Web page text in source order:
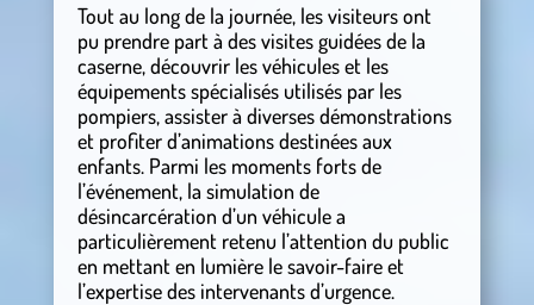
Tout au long de la journée, les visiteurs ont
pu prendre part à des visites guidées de la
caserne, découvrir les véhicules et les
équipements spécialisés utilisés par les
pompiers, assister à diverses démonstrations
et profiter d’animations destinées aux
enfants. Parmi les moments forts de
l’événement, la simulation de
désincarcération d’un véhicule a
particulièrement retenu l’attention du public
en mettant en lumière le savoir-faire et
l’expertise des intervenants d’urgence.